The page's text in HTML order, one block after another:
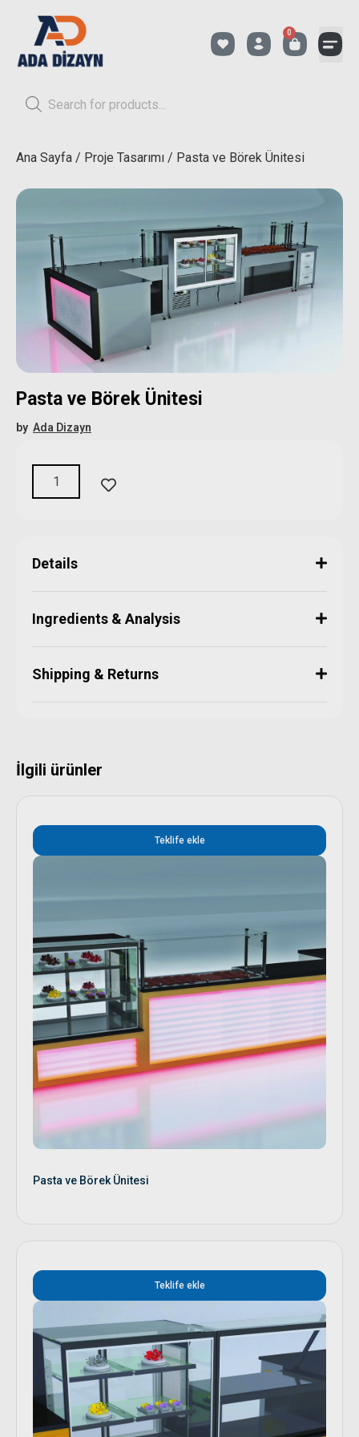
0
Ana Sayfa / Proje Tasarımı / Pasta ve Börek Ünitesi
Pasta ve Börek Ünitesi
by Ada Dizayn
Details
Ingredients & Analysis
Shipping & Returns
İlgili ürünler
Pasta ve Börek Ünitesi
Teklife ekle
Teklife ekle